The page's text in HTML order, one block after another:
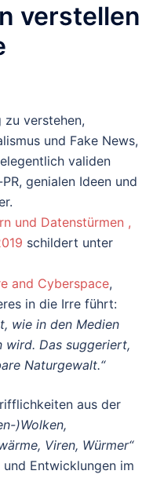
verstellen
verstehen,
und Fake News,
validen
genialen Ideen und
und Datenstürmen ,
schildert unter
and Cyberspace,
in die Irre führt:
wie in den Medien
wird. Das suggeriert,
Naturgewalt.“
aus der
)Wolken,
Viren, Würmer“
Entwicklungen im